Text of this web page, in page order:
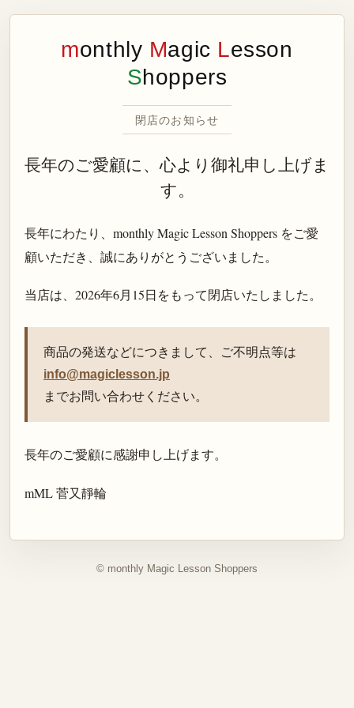
monthly Magic Lesson
Shoppers
閉店のお知らせ
長年のご愛顧に、心より御礼申し上げま
す。
長年にわたり、monthly Magic Lesson Shoppers をご愛
顧いただき、誠にありがとうございました。
当店は、 2026年6月15日をもって閉店いたしました。
商品の発送などにつきまして、ご不明点等は
info@magiclesson.jp
までお問い合わせください。
長年のご愛顧に感謝申し上げます。
mML 菅又靜輪
© monthly Magic Lesson Shoppers